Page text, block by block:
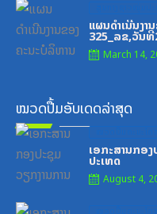
ແຜນດຳເນີນງ
325_ລຂ,ວັນທີ
on
March 14,
ໝວດປື້ມອັບເດດລ່າສຸດ
ເອກະສານກອ
ປະເທດ
on
August 4,